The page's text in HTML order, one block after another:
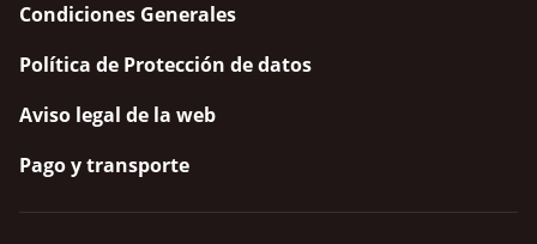
Condiciones Generales
Política de Protección de datos
Aviso legal de la web
Pago y transporte